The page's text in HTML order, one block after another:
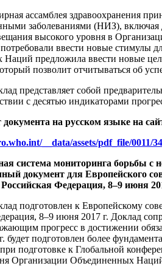
ассамблея здравоохранения
заболеваниями (НИЗ), включая
высокого уровня в
ввести новые стимулы
предложила ввести новые
позволит отчитываться об
представляет собой
с десятью индикаторами
на русском языке на
__data/assets/pdf_file/0011/
система мониторинга борьбы
документ для Европейского
Федерация, 8–9 июня
подготовлен к Европейскому
8–9 июня 2017 г. Доклад
прогресс в достижении
будет подготовлен более
подготовке к Глобальной
Организации Объединенных